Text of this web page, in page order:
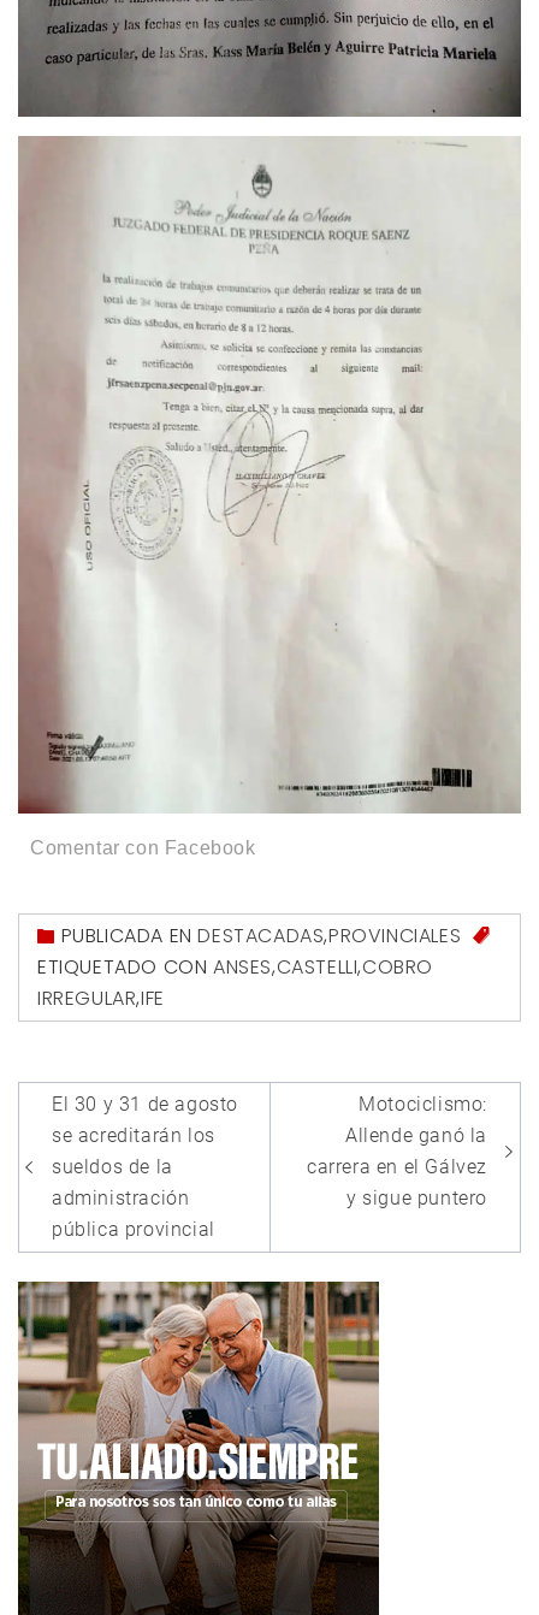
Comentar con Facebook
PUBLICADA ENDESTACADAS,PROVINCIALES
ETIQUETADO CON ANSES,CASTELLI,COBRO
IRREGULAR,IFE
Navegación
de
entradas
El 30 y 31 de agosto
se acreditarán los
sueldos de la
administración
pública provincial
Motociclismo:
Allende ganó la
carrera en el Gálvez
y sigue puntero